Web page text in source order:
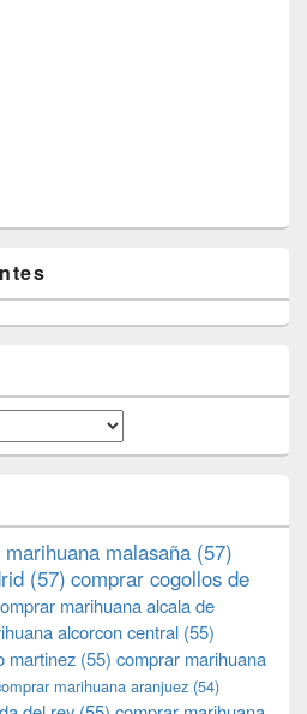
malasaña (57)
(57) comprar cogollos de
marihuana alcala de
alcorcon central (55)
martinez (55) comprar marihuana
marihuana aranjuez (54)